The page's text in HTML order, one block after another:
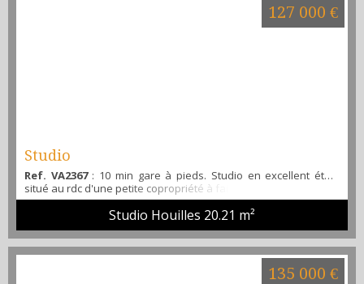
Studio
Ref. VA2367: 10 min gare à pieds. Studio en excellent état,
situé au rdc d'une petite copropriété à faible charges, constitué
d'un coin cuisine, séjour, belle salle de bain... Venez le visiter
avec Alibi immobilier...Studio Houilles 20.21 m²
127 000 €
135 000 €